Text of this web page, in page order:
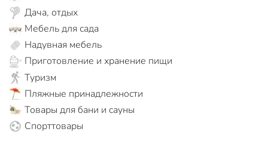
Дача, отдых
Мебель для сада
Надувная мебель
Приготовление и хранение пищи
Туризм
Пляжные принадлежности
Товары для бани и сауны
Спорттовары